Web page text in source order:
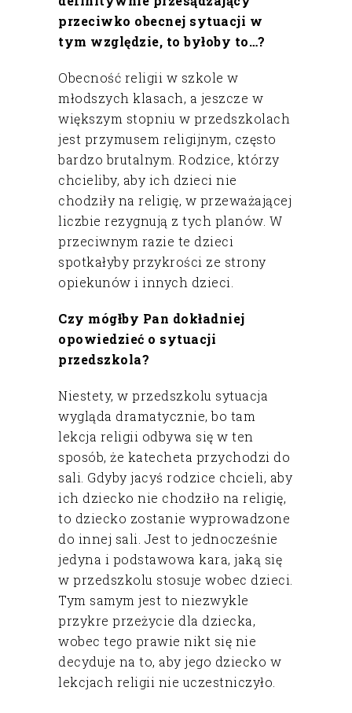
przeciwko obecnej sytuacji w
tym względzie, to byłoby to…?
Obecność religii w szkole w
młodszych klasach, a jeszcze w
większym stopniu w przedszkolach
jest przymusem religijnym, często
bardzo brutalnym. Rodzice, którzy
chcieliby, aby ich dzieci nie
chodziły na religię, w przeważającej
liczbie rezygnują z tych planów. W
przeciwnym razie te dzieci
spotkałyby przykrości ze strony
opiekunów i innych dzieci.
Czy mógłby Pan dokładniej
opowiedzieć o sytuacji
przedszkola?
Niestety, w przedszkolu sytuacja
wygląda dramatycznie, bo tam
lekcja religii odbywa się w ten
sposób, że katecheta przychodzi do
sali. Gdyby jacyś rodzice chcieli, aby
ich dziecko nie chodziło na religię,
to dziecko zostanie wyprowadzone
do innej sali. Jest to jednocześnie
jedyna i podstawowa kara, jaką się
w przedszkolu stosuje wobec dzieci.
Tym samym jest to niezwykle
przykre przeżycie dla dziecka,
wobec tego prawie nikt się nie
decyduje na to, aby jego dziecko w
lekcjach religii nie uczestniczyło.